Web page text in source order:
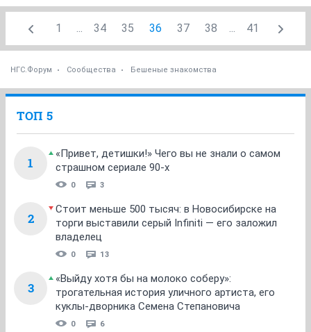
1 ... 34 35 36 37 38 ... 41
НГС.Форум Сообщества Бешеные знакомства
ТОП 5
1
«Привет, детишки!» Чего вы не знали о самом
страшном сериале 90-х
0 3
2
Стоит меньше 500 тысяч: в Новосибирске на
торги выставили серый Infiniti — его заложил
владелец
0 13
3
«Выйду хотя бы на молоко соберу»:
трогательная история уличного артиста, его
куклы-дворника Семена Степановича
0 6